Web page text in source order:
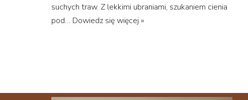
suchych traw. Z lekkimi ubraniami, szukaniem cienia
pod… Dowiedz się więcej »